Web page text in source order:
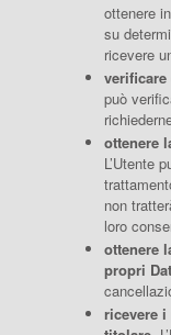
ottenere
su
ricevere
verificare
può
ottenere
L’Utente
non
loro
ottenere
propri
ricevere